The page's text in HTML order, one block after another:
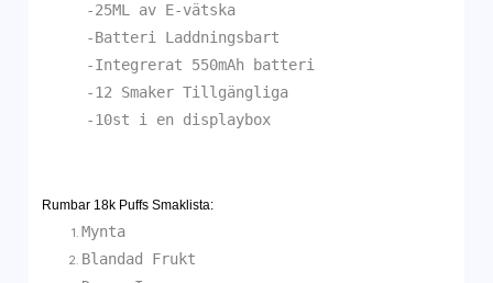
-25ML av E-vätska
-Batteri Laddningsbart
-Integrerat 550mAh batteri
-12 Smaker Tillgängliga
-10st i en displaybox
Rumbar 18k Puffs Smaklista:
Mynta
Blandad Frukt